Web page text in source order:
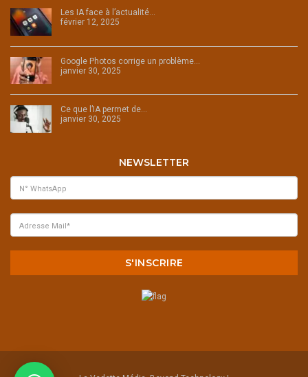
Les IA face à l’actualité…
février 12, 2025
Google Photos corrige un problème…
janvier 30, 2025
Ce que l’IA permet de…
janvier 30, 2025
NEWSLETTER